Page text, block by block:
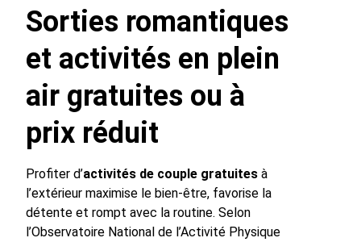
Sorties romantiques
et activités en plein
air gratuites ou à
prix réduit
Profiter d’activités de couple gratuites à
l’extérieur maximise le bien-être, favorise la
détente et rompt avec la routine. Selon
l’Observatoire National de l’Activité Physique